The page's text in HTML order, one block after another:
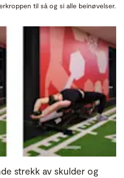
til så og si alle beinøvelser.
strekk av skulder og